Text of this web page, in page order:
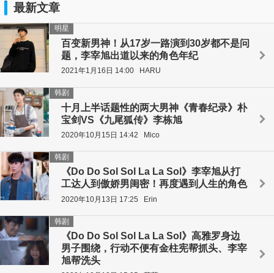
最新文章
百变新男神！从17岁一路演到30岁都不是问
题，李宰旭出道以来的角色年纪
明星
2021年1月16日 14:00 HARU
十月上半话题性的两大男神《青春纪录》朴
宝剑VS《九尾狐传》李栋旭
韩剧
2020年10月15日 14:42 Mico
《Do Do Sol Sol La La Sol》李宰旭从打
工达人到傲娇男闺密！再度遇到人生的角色
韩剧
2020年10月13日 17:25 Erin
《Do Do Sol Sol La La Sol》高雅罗身边
男子围绕，行动不便有金柱宪帮抓头、李宰
旭帮洗头
韩剧